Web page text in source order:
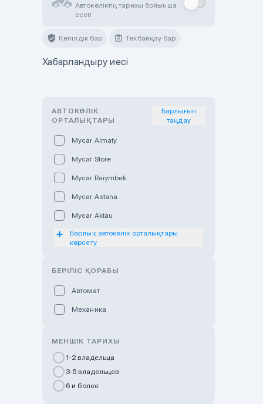
Автокөліктің тарихы бойынша
есеп
Кепілдік бар Техбайқау бар
Хабарландыру иесі
АВТОКӨЛІК
ОРТАЛЫҚТАРЫ
Барлығын
таңдау
Mycar Almaty
Mycar Store
Mycar Raiymbek
Mycar Astana
Mycar Aktau
Mycar Uralsk
Haval & Tank Pavlodar
Bavaria Almaty
Mycar Shymkent
Changan Auto Nurly Zhol
Барлық автокөлік орталықтары
көрсету
БЕРІЛІС ҚОРАБЫ
Автомат
Механика
МЕНШІК ТАРИХЫ
1-2 владельца
3-5 владельцев
6 и более